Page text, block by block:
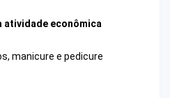
atividade econômica
manicure e pedicure